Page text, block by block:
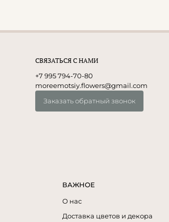
СВЯЗАТЬСЯ С НАМИ
+7 995 794-70-80
moreemotsiy.flowers@gmail.com
Заказать обратный звонок
ВАЖНОЕ
О нас
Доставка цветов и декора